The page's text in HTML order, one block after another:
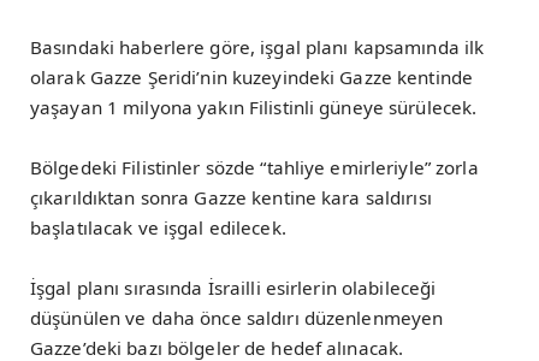
Basındaki haberlere göre, işgal planı kapsamında ilk
olarak Gazze Şeridi’nin kuzeyindeki Gazze kentinde
yaşayan 1 milyona yakın Filistinli güneye sürülecek.
Bölgedeki Filistinler sözde “tahliye emirleriyle” zorla
çıkarıldıktan sonra Gazze kentine kara saldırısı
başlatılacak ve işgal edilecek.
İşgal planı sırasında İsrailli esirlerin olabileceği
düşünülen ve daha önce saldırı düzenlenmeyen
Gazze’deki bazı bölgeler de hedef alınacak.